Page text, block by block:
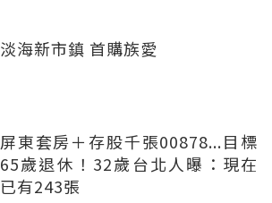
淡海新市鎮 首購族愛
屏東套房＋存股千張00878...目標
65歲退休！32歲台北人曝：現在
已有243張